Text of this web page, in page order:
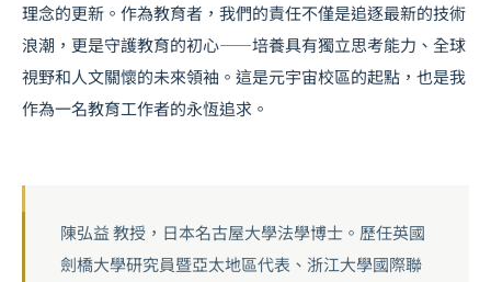
理念的更新。作為教育者，我們的責任不僅是追逐最新的技術
浪潮，更是守護教育的初心——培養具有獨立思考能力、全球
視野和人文關懷的未來領袖。這是元宇宙校區的起點，也是我
作為一名教育工作者的永恆追求。
陳弘益 教授，日本名古屋大學法學博士。歷任英國
劍橋大學研究員暨亞太地區代表、浙江大學國際聯